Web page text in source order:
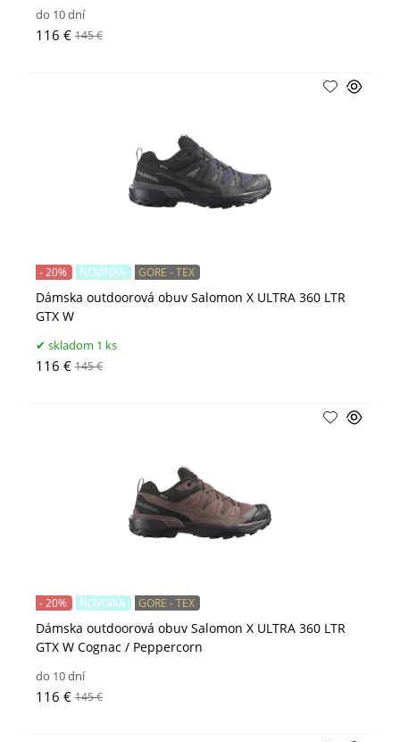
do 10 dní
116 € 145 €
Dámska outdoorová obuv Salomon X ULTRA 360 LTR
GTX W
- 20% NOVINKA GORE - TEX
skladom 1 ks
116 € 145 €
Dámska outdoorová obuv Salomon X ULTRA 360 LTR
GTX W Cognac / Peppercorn
- 20% NOVINKA GORE - TEX
do 10 dní
116 € 145 €